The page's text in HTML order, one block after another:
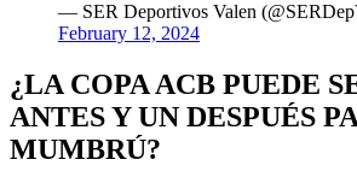
— SER Deportivos Valen
February 12, 2024
¿LA COPA ACB PUEDE
ANTES Y UN DESPUÉS
MUMBRÚ?